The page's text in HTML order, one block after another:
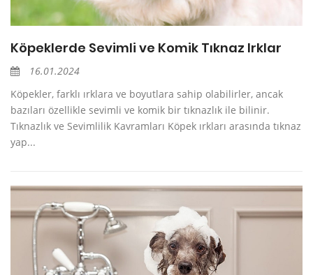
Köpeklerde Sevimli ve Komik Tıknaz Irklar
16.01.2024
Köpekler, farklı ırklara ve boyutlara sahip olabilirler, ancak
bazıları özellikle sevimli ve komik bir tıknazlık ile bilinir.
Tıknazlık ve Sevimlilik Kavramları Köpek ırkları arasında tıknaz
yap...